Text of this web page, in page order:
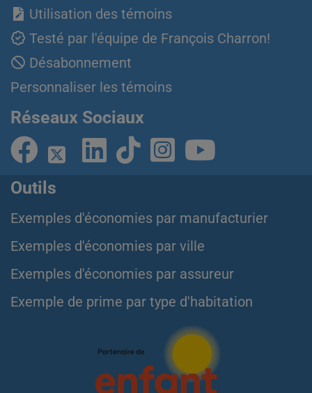
Utilisation des témoins
Testé par l'équipe de François Charron!
Désabonnement
Personnaliser les témoins
Réseaux Sociaux
Outils
Exemples d'économies par manufacturier
Exemples d'économies par ville
Exemples d'économies par assureur
Exemple de prime par type d'habitation